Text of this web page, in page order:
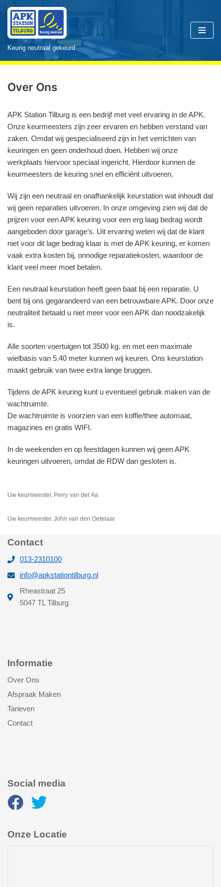
Meteen
naar
de
inhoud
Keurig neutraal gekeurd
Over Ons
APK Station Tilburg is een bedrijf met veel ervaring in de APK.
Onze keurmeesters zijn zeer ervaren en hebben verstand van
zaken. Omdat wij gespecialiseerd zijn in het verrichten van
keuringen en geen onderhoud doen. Hebben wij onze
werkplaats hiervoor speciaal ingericht. Hierdoor kunnen de
keurmeesters de keuring snel en efficiënt uitvoeren.
Wij zijn een neutraal en onafhankelijk keurstation wat inhoudt dat
wij geen reparaties uitvoeren. In onze omgeving zien wij dat de
prijzen voor een APK keuring voor een erg laag bedrag wordt
aangeboden door garage’s. Uit ervaring weten wij dat de klant
niet voor dit lage bedrag klaar is met de APK keuring, er komen
vaak extra kosten bij, onnodige reparatiekosten, waardoor de
klant veel meer moet betalen.
Een neutraal keurstation heeft geen baat bij een reparatie. U
bent bij ons gegarandeerd van een betrouwbare APK. Door onze
neutraliteit betaald u niet meer voor een APK dan noodzakelijk
is.
Alle soorten voertuigen tot 3500 kg. en met een maximale
wielbasis van 5.40 meter kunnen wij keuren. Ons keurstation
maakt gebruik van twee extra lange bruggen.
Tijdens de APK keuring kunt u eventueel gebruik maken van de
wachtruimte.
De wachtruimte is voorzien van een koffie/thee automaat,
magazines en gratis WIFI.
In de weekenden en op feestdagen kunnen wij geen APK
keuringen uitvoeren, omdat de RDW dan gesloten is.
Uw keurmeester, Perry van der Aa
Uw keurmeester, John van den Oetelaar
Contact
013-2310100
info@apkstationtilburg.nl
Rheastraat 25
5047 TL Tilburg
Informatie
Over Ons
Afspraak Maken
Tarieven
Contact
Social media
Onze Locatie